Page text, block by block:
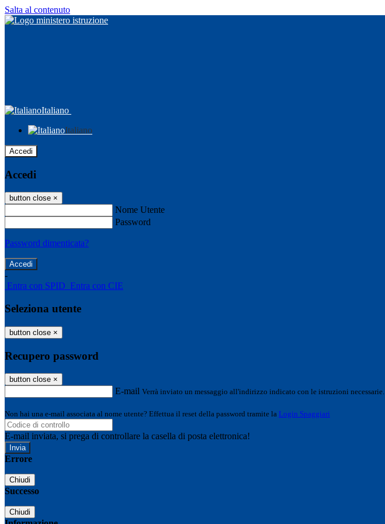
Salta al contenuto
Italiano
Italiano
Accedi
Accedi
button close ×
Nome Utente
Password
Password dimenticata?
-
Entra con SPID Entra con CIE
Seleziona utente
button close ×
Recupero password
button close ×
E-mail Verrà inviato un messaggio all'indirizzo indicato con le istruzioni necessarie.
Non hai una e-mail associata al nome utente? Effettua il reset della password tramite la Login Spaggiari
E-mail inviata, si prega di controllare la casella di posta elettronica!
Errore
Chiudi
Successo
Chiudi